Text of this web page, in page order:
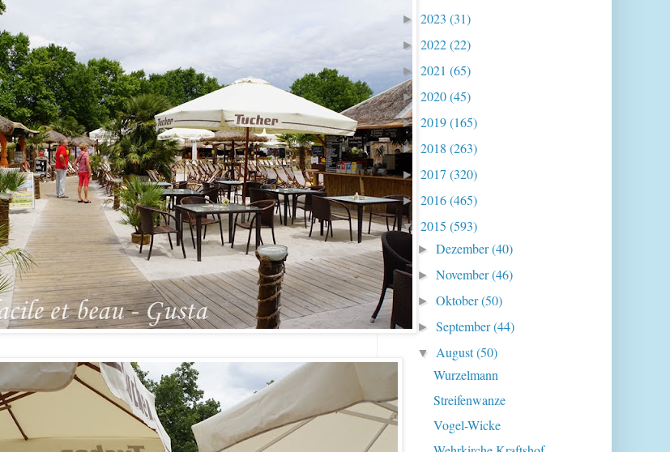
► 2023 (31)
► 2022(22)
► 2021 (65)
► 2020(45)
► 2019(165)
► 2018 (263)
► 2017 (320)
► 2016(465)
▼ 2015 (593)
►Dezember(40)
►November(46)
►Oktober(50)
►September(44)
▼ August(50)
Wurzelmann
Streifenwanze
Vogel-Wicke